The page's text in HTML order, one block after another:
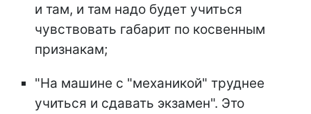
и там, и там надо будет учиться
чувствовать габарит по косвенным
признакам;
"На машине с "механикой" труднее
учиться и сдавать экзамен". Это